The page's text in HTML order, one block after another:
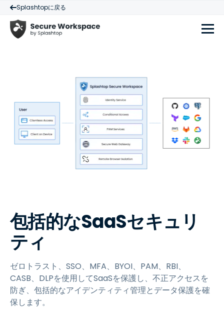
Splashtopに戻る
包括的なSaaSセキュリ
ティ
ゼロトラスト、SSO、MFA、BYOI、PAM、RBI、
CASB、DLPを使用してSaaSを保護し、不正アクセスを
防ぎ、包括的なアイデンティティ管理とデータ保護を確
保します。